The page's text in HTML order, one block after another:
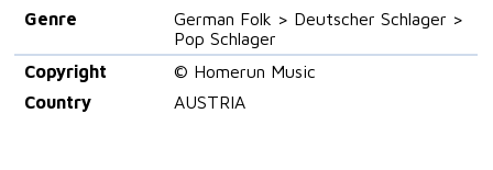
Genre
German Folk > Deutscher Schlager >
Pop Schlager
Copyright
© Homerun Music
Country
AUSTRIA